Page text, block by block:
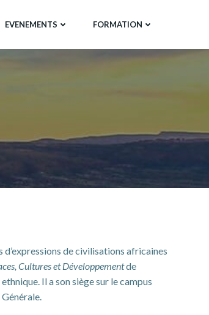
EVENEMENTS FORMATION
d’expressions de civilisations africaines
Cultures et Développementde
Il a son siège sur le campus